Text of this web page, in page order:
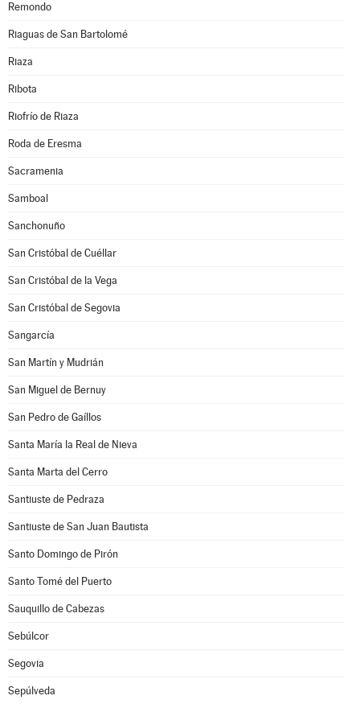
Remondo
Riaguas de San Bartolomé
Riaza
Ribota
Riofrío de Riaza
Roda de Eresma
Sacramenia
Samboal
Sanchonuño
San Cristóbal de Cuéllar
San Cristóbal de la Vega
San Cristóbal de Segovia
Sangarcía
San Martín y Mudrián
San Miguel de Bernuy
San Pedro de Gaíllos
Santa María la Real de Nieva
Santa Marta del Cerro
Santiuste de Pedraza
Santiuste de San Juan Bautista
Santo Domingo de Pirón
Santo Tomé del Puerto
Sauquillo de Cabezas
Sebúlcor
Segovia
Sepúlveda